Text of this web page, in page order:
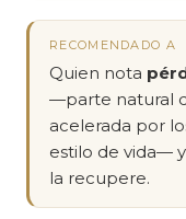
RECOMENDADO A
Quien nota
—parte natural
acelerada por
estilo de vida—
la recupere.